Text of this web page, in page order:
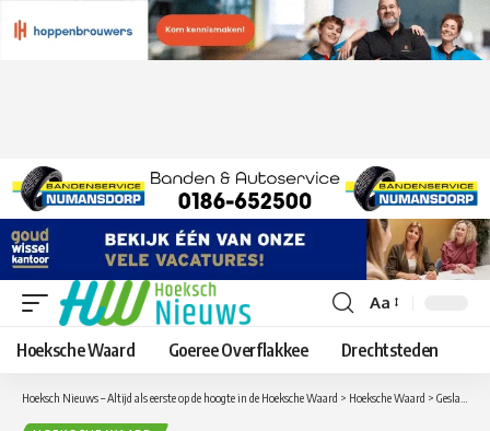
Lettergrootte
aanpassen
Aa
Hoeksche Waard Goeree Overflakkee Drechtsteden
Hoeksch Nieuws – Altijd als eerste op de hoogte in de Hoeksche Waard > Hoeksche Waard > Geslaagde opruimactie in Zuid-Beijerland: tientallen vrijwilligers maken het dorp schoner